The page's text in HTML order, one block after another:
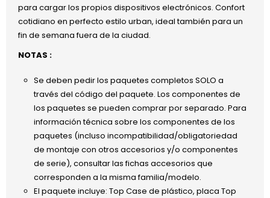
para cargar los propios dispositivos electrónicos. Confort
cotidiano en perfecto estilo urban, ideal también para un
fin de semana fuera de la ciudad.
NOTAS :
Se deben pedir los paquetes completos SOLO a
través del código del paquete. Los componentes de
los paquetes se pueden comprar por separado. Para
información técnica sobre los componentes de los
paquetes (incluso incompatibilidad/obligatoriedad
de montaje con otros accesorios y/o componentes
de serie), consultar las fichas accesorios que
corresponden a la misma familia/modelo.
El paquete incluye: Top Case de plástico, placa Top